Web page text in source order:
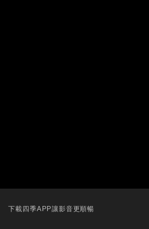
下載四季APP讓影音更順暢